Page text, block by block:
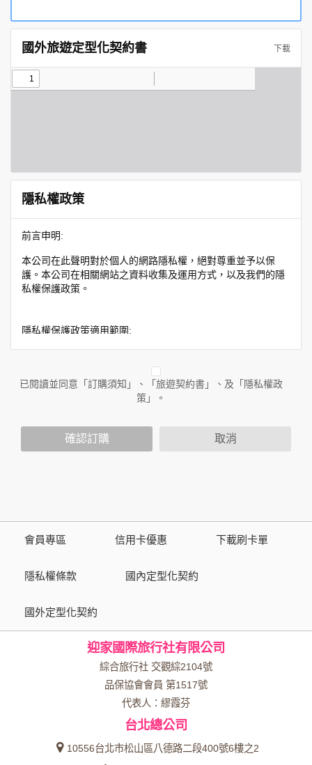
國外旅遊定型化契約書 下載
隱私權政策
前言申明:
本公司在此聲明對於個人的網路隱私權，絕對尊重並予以保
護。本公司在相關網站之資料收集及運用方式，以及我們的隱
私權保護政策。
隱私權保護政策適用範圍:
務時收集到的身份識別資料，也包括本公司如何處理在商業合
作與本公司合作時分享的任何身份識別資料。隱私權保護政策
不適用於本公司以外的公司或網站群，與非本站所僱用或管理
放連結的廠商也可能蒐集您個人的資料。對於您主動提供的個
人資訊，這些廣告廠商或連結網站有其個別的隱私權保護政
策，其資料處理措施不適用於本公司隱私權保護政策。
資料的蒐集與使用方式:
為了在本網站提供您最佳的互動性服務，可能會請您提供相關
本網站在您使用服務信箱、問卷調查等互動性功能時，會保留
於一般瀏覽時，伺服器會自行記錄相關行徑，包括您使用連線
設備的 IP 位址、使用時間、使用的瀏覽器、瀏覽及點選資料記
錄等，做為我們增進網站服務的參考依據，此記錄為內部應
用，決不對外公布。
為提供精確的服務，我們會將收集的問卷調查內容進行統計與
分析，分析結果之統計數據或說明文字呈現，除供內部研究
外，我們會視需要公佈統計數據及說明文字，但不涉及特定個
已閱讀並同意「訂購須知」、「旅遊契約書」、及「隱私權政
策」。
確認訂購 取消
會員專區 信用卡優惠 下載刷卡單
隱私權條款 國內定型化契約
國外定型化契約
迎家國際旅行社有限公司
綜合旅行社 交觀綜2104號
品保協會會員 第1517號
代表人：繆霞芬
台北總公司
10556台北市松山區八德路二段400號6樓之2